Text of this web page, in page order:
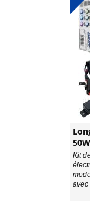
Kit
avec